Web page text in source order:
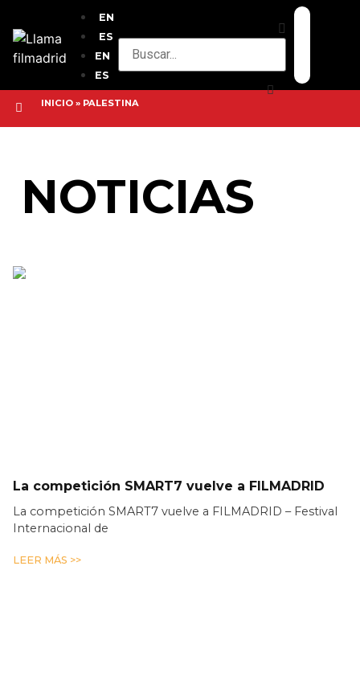
EN
ES
EN
ES
INICIO » PALESTINA
NOTICIAS
La competición SMART7 vuelve a FILMADRID
La competición SMART7 vuelve a FILMADRID – Festival
Internacional de
LEER MÁS >>